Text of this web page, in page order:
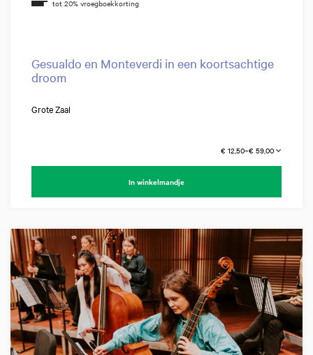
Gesualdo en Monteverdi in een koortsachtige
droom
Grote Zaal
€ 12,50–€ 59,00
In winkelmandje